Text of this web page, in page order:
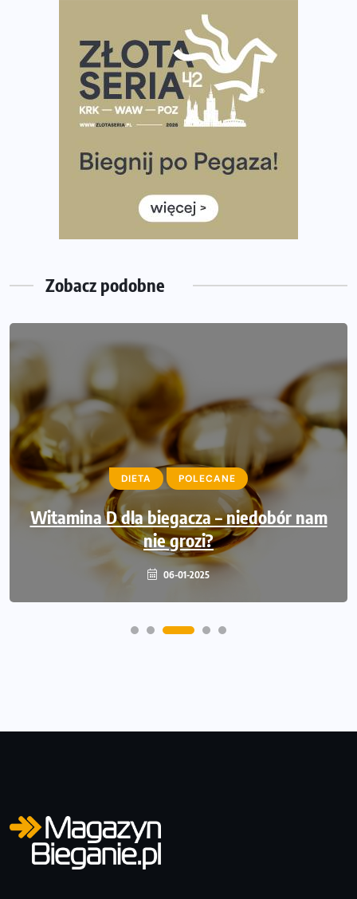
Praska 5k Run gospodarzem Mistrzostw Polski
Największy Bieg Powstania Warszawskiego w historii.
Ponad 12 tysięcy uczestników pobiegło dla Bohaterów!
Tętno vs tempo – czym kierować się w bieganiu?
Co ma dużo białka? Produkty, które warto włączyć do
Rozbiegany Olsztyn szykuje się na weekend z
Już w tę sobotę 35. Bieg Powstania Warszawskiego.
Wystartuje rekordowa liczba uczestników
Zobacz podobne
DIETA POLECANE
Witamina D dla biegacza – niedobór nam
nie grozi?
06-01-2025
CIAŁO BIEGACZA POLECANE PROMOCJE
ZACZNIJ BIEGAĆ ZDROWIE I MOTYWACJA
Bieganie a przeziębienie. Czy trzeba
rezygnować z treningu?
15-11-2024